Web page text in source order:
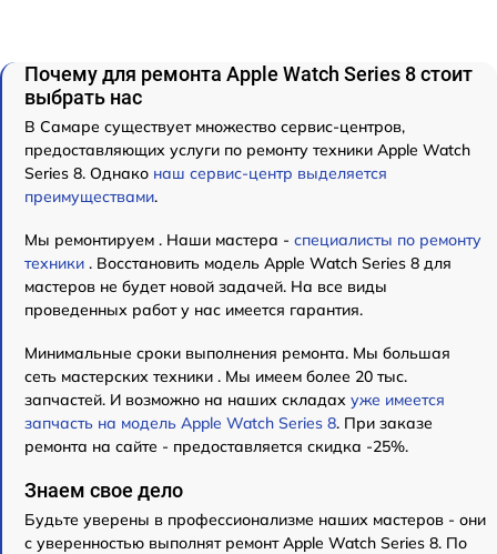
Почему для ремонта Apple Watch Series 8 стоит
выбрать нас
В Самаре существует множество сервис-центров,
предоставляющих услуги по ремонту техники Apple Watch
Series 8. Однако наш сервис-центр выделяется
преимуществами.
Мы ремонтируем . Наши мастера - специалисты по ремонту
техники . Восстановить модель Apple Watch Series 8 для
мастеров не будет новой задачей. На все виды
проведенных работ у нас имеется гарантия.
Минимальные сроки выполнения ремонта. Мы большая
сеть мастерских техники . Мы имеем более 20 тыс.
запчастей. И возможно на наших складах уже имеется
запчасть на модель Apple Watch Series 8. При заказе
ремонта на сайте - предоставляется скидка -25%.
Знаем свое дело
Будьте уверены в профессионализме наших мастеров - они
с уверенностью выполнят ремонт Apple Watch Series 8. По